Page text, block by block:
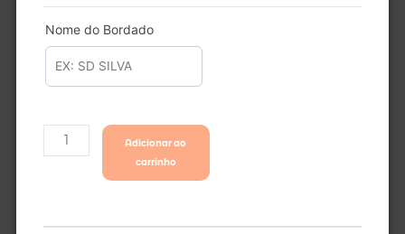
Nome do Bordado
Adicionar ao
carrinho